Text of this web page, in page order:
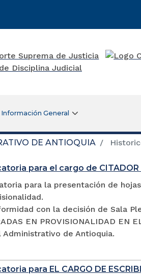
Información General
DE ANTIOQUIA
para el cargo de CITADOR
para la presentación de
con la decisión de Sala
EN PROVISIONALIDAD EN
Administrativo de Antioquia.
para EL CARGO DE